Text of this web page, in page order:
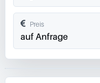
Preis
auf Anfrage